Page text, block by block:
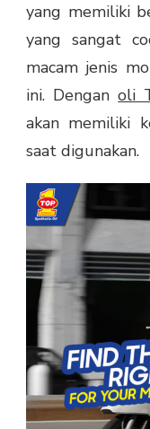
yang memiliki
yang sangat
macam jenis
ini. Denganoli
akan memiliki
saat digunakan.